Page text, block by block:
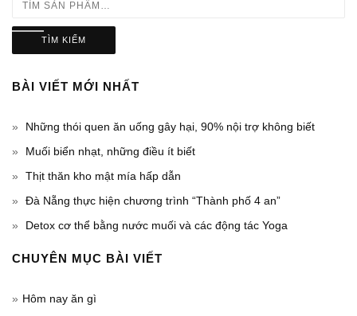
TÌM KIẾM
BÀI VIẾT MỚI NHẤT
Những thói quen ăn uống gây hại, 90% nội trợ không biết
Muối biển nhạt, những điều ít biết
Thịt thăn kho mật mía hấp dẫn
Đà Nẵng thực hiện chương trình “Thành phố 4 an”
Detox cơ thể bằng nước muối và các động tác Yoga
CHUYÊN MỤC BÀI VIẾT
Hôm nay ăn gì